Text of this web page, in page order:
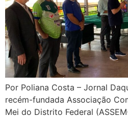
Por Poliana Costa – Jornal
recém-fundada Associação
Mei do Distrito Federal